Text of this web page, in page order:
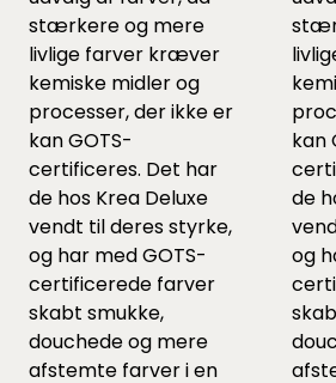
stærkere og mere
livlige farver kræver
kemiske midler og
processer, der ikke er
kan GOTS-
certificeres. Det har
de hos Krea Deluxe
vendt til deres styrke,
og har med GOTS-
certificerede farver
skabt smukke,
douchede og mere
afstemte farver i en
kan
de
og